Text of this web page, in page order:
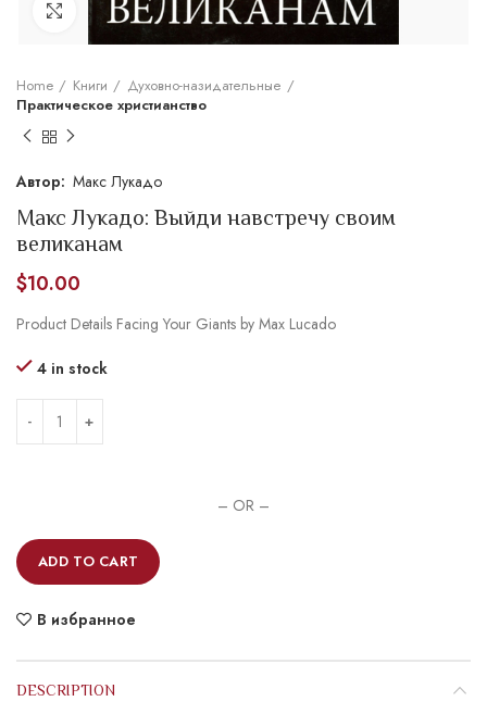
Увеличить
Home Книги
Духовно-назидательные
Практическое христианство
Макс Лукадо
Макс Лукадо: Выйди навстречу своим
великанам
$10.00
Product Details Facing Your Giants by Max Lucado
4 in stock
– OR –
ADD TO CART
В избранное
DESCRIPTION